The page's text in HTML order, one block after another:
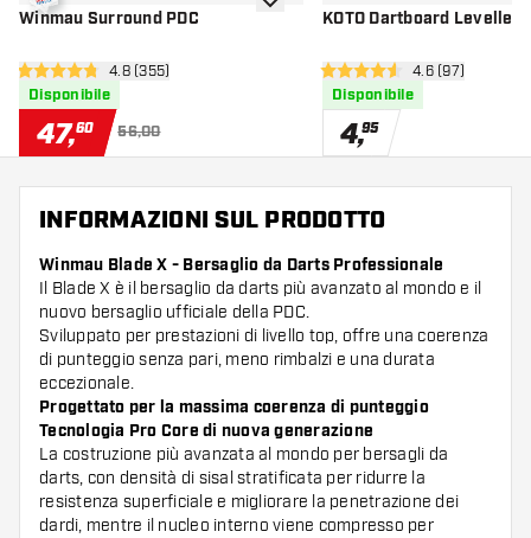
Winmau Surround PDC
apri pannello recensioni
4.8 stelle di valutazione
4.8 (355)
Disponibile
47,60 56,00
aggiungi alla lista dei desideri
KOTO Dartboard Leveller
apri pannello
4.6 stelle di valutazione
4.6 (97)
Disponibile
4,95
INFORMAZIONI SUL PRODOTTO
Winmau Blade X - Bersaglio da Darts Professionale
Il Blade X è il bersaglio da darts più avanzato al mondo e il
nuovo bersaglio ufficiale della PDC.
Sviluppato per prestazioni di livello top, offre una coerenza
di punteggio senza pari, meno rimbalzi e una durata
eccezionale.
Progettato per la massima coerenza di punteggio
Tecnologia Pro Core di nuova generazione
La costruzione più avanzata al mondo per bersagli da
darts, con densità di sisal stratificata per ridurre la
resistenza superficiale e migliorare la penetrazione dei
dardi, mentre il nucleo interno viene compresso per